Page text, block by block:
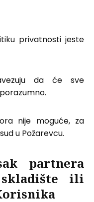
privatnosti jeste
da će sve
nije moguće, za
u Požarevcu.
partnera
ili